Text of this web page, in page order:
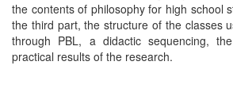
the contents of philosophy for high school
the third part, the structure of the classes
through PBL, a didactic sequencing,
practical results of the research.